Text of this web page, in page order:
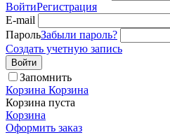
ВойтиРегистрация
E-mail
ПарольЗабыли пароль?
Создать учетную запись
Войти
Запомнить
Корзина Корзина
Корзина пуста
Корзина
Оформить заказ